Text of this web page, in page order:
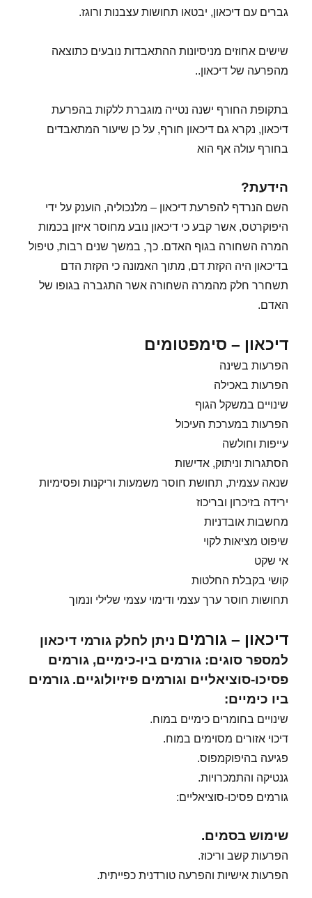
גברים עם דיכאון, יבטאו תחושות עצבנות ורוגז.
שישים אחוזים מניסיונות ההתאבדות נובעים כתוצאה
מהפרעה של דיכאון..
בתקופת החורף ישנה נטייה מוגברת ללקות בהפרעת
דיכאון, נקרא גם דיכאון חורף, על כן שיעור המתאבדים
בחורף עולה אף הוא
הידעת?
השם הנרדף להפרעת דיכאון – מלנכוליה, הוענק על ידי
היפוקרטס, אשר קבע כי דיכאון נובע מחוסר איזון בכמות
המרה השחורה בגוף האדם. כך, במשך שנים רבות, טיפול
בדיכאון היה הקזת דם, מתוך האמונה כי הקזת הדם
תשחרר חלק מהמרה השחורה אשר התגברה בגופו של
האדם.
דיכאון – סימפטומים
הפרעות בשינה
הפרעות באכילה
שינויים במשקל הגוף
הפרעות במערכת העיכול
עייפות וחולשה
הסתגרות וניתוק, אדישות
שנאה עצמית, תחושת חוסר משמעות וריקנות ופסימיות
ירידה בזיכרון ובריכוז
מחשבות אובדניות
שיפוט מציאות לקוי
אי שקט
קושי בקבלת החלטות
תחושות חוסר ערך עצמי ודימוי עצמי שלילי ונמוך
דיכאון – גורמים ניתן לחלק גורמי דיכאון
למספר סוגים: גורמים ביו-כימיים, גורמים
פסיכו-סוציאליים וגורמים פיזיולוגיים. גורמים
ביו כימיים:
שינויים בחומרים כימיים במוח.
דיכוי אזורים מסוימים במוח.
פגיעה בהיפוקמפוס.
גנטיקה והתמכרויות.
גורמים פסיכו-סוציאליים:
שימוש בסמים.
הפרעות קשב וריכוז.
הפרעות אישיות והפרעה טורדנית כפייתית.